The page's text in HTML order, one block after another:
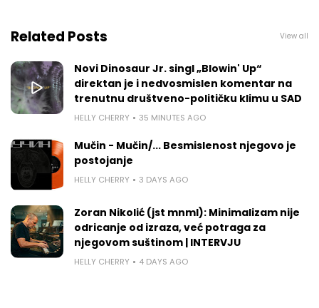
Related Posts View all
Novi Dinosaur Jr. singl „Blowin' Up“
direktan je i nedvosmislen komentar na
trenutnu društveno-političku klimu u SAD
HELLY CHERRY 35 MINUTES AGO
Mučin - Mučin/... Besmislenost njegovo je
postojanje
HELLY CHERRY 3 DAYS AGO
Zoran Nikolić (jst mnml): Minimalizam nije
odricanje od izraza, već potraga za
njegovom suštinom | INTERVJU
HELLY CHERRY 4 DAYS AGO